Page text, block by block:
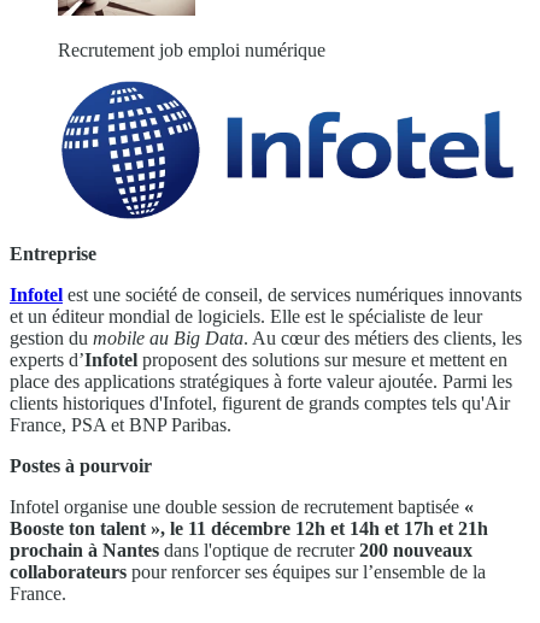
Recrutement job emploi numérique
Entreprise
Infotel est une société de conseil, de services numériques innovants
et un éditeur mondial de logiciels. Elle est le spécialiste de leur
gestion du mobile au Big Data. Au cœur des métiers des clients, les
experts d’Infotel proposent des solutions sur mesure et mettent en
place des applications stratégiques à forte valeur ajoutée. Parmi les
clients historiques d'Infotel, figurent de grands comptes tels qu'Air
France, PSA et BNP Paribas.
Postes à pourvoir
Infotel organise une double session de recrutement baptisée «
Booste ton talent », le 11 décembre 12h et 14h et 17h et 21h
prochain à Nantes dans l'optique de recruter200 nouveaux
collaborateurs pour renforcer ses équipes sur l’ensemble de la
France.